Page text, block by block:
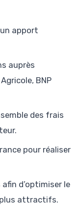
apport
auprès
BNP
des frais
pour réaliser
d’optimiser le
attractifs.